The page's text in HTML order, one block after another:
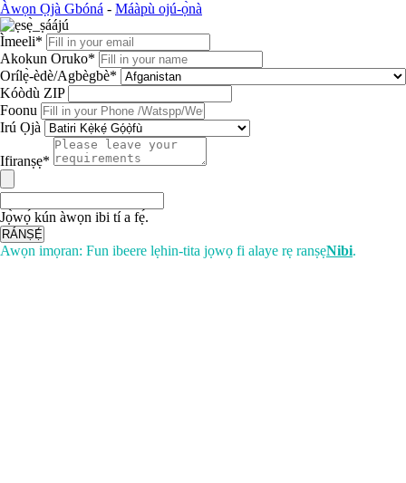
Àwọn Ọjà Gbóná - Máàpù ojú-ọ̀nà
Ìmeeli*
Akokun Oruko*
Orílẹ̀-èdè/Agbègbè*
Kóòdù ZIP
Foonu
Irú Ọjà
Ifiranṣẹ*
Jọ̀wọ́ kún àwọn ibi tí a fẹ́.
RÁNṢẸ́
Awọn imọran: Fun ibeere lẹhin-tita jọwọ fi alaye rẹ ranṣẹNibi.